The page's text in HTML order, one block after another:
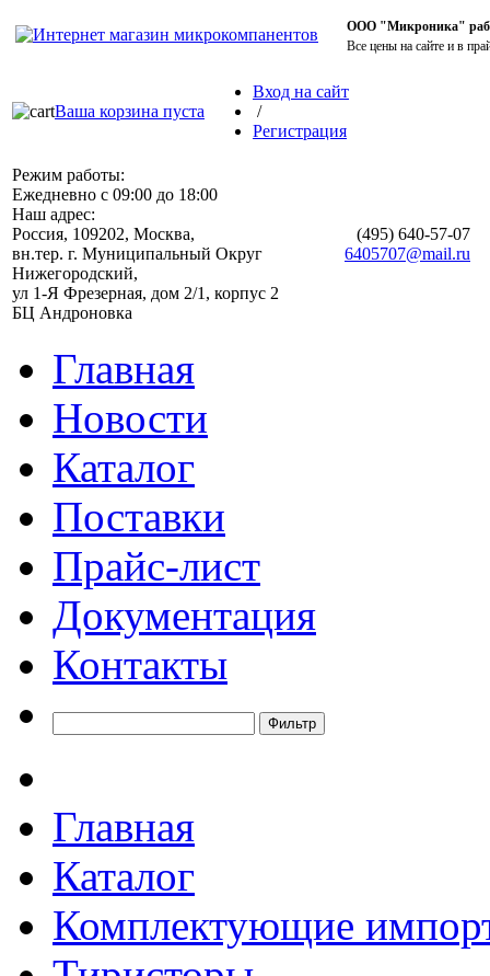
ООО "Микроника"
Все цены на сайте и в
Ваша корзина пуста
Вход на сайт
/
Регистрация
Режим работы:
Ежедневно с 09:00 до 18:00
Наш адрес:
Россия, 109202, Москва,
вн.тер. г. Муниципальный Округ
Нижегородский,
ул 1-Я Фрезерная, дом 2/1, корпус 2
БЦ Андроновка
(495) 640-57-07
6405707@mail.ru
Главная
Новости
Каталог
Поставки
Прайс-лист
Документация
Контакты
Главная
Каталог
Комплектующие